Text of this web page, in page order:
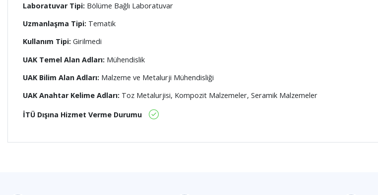
Laboratuvar Tipi: Bölüme Bağlı Laboratuvar
Uzmanlaşma Tipi: Tematik
Kullanım Tipi: Girilmedi
UAK Temel Alan Adları: Mühendislik
UAK Bilim Alan Adları: Malzeme ve Metalurji Mühendisliği
UAK Anahtar Kelime Adları: Toz Metalurjisi, Kompozit Malzemeler, Seramik Malzemeler
İTÜ Dışına Hizmet Verme Durumu